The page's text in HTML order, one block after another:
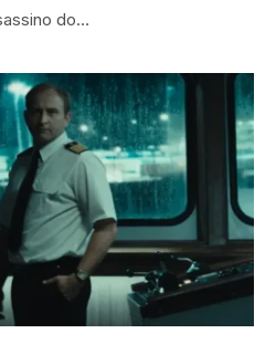
do…